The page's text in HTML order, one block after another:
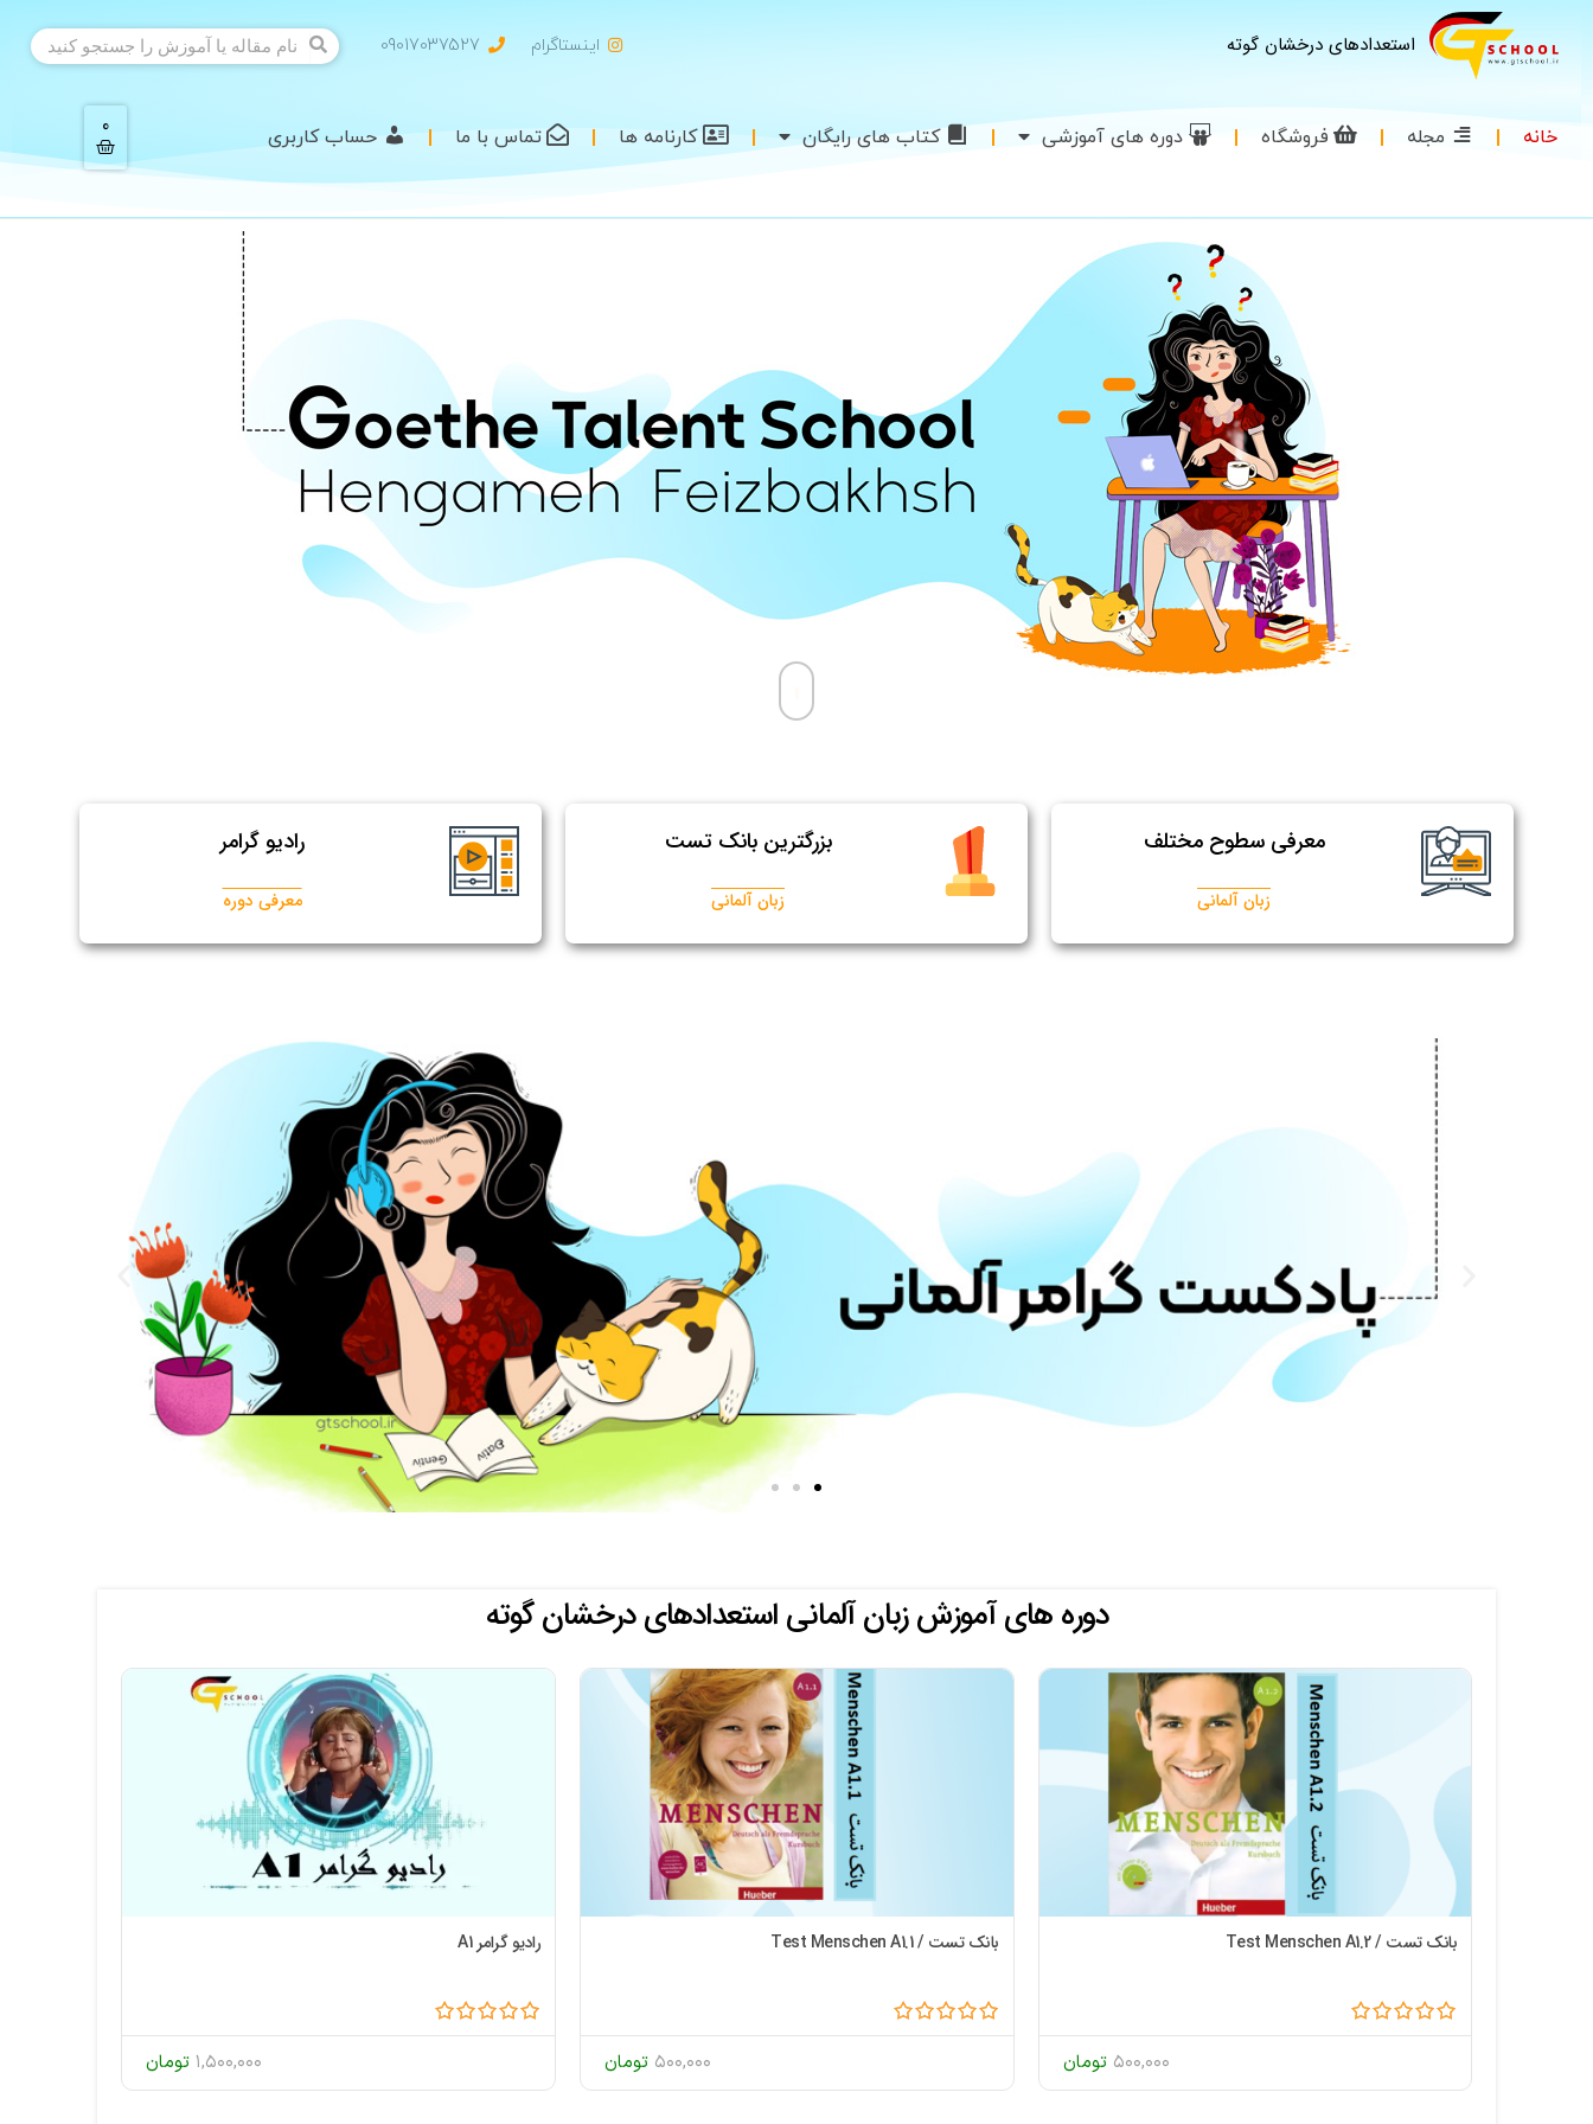
استعدادهای درخشان گوته اینستاگرام 09017037527
خانه مجله فروشگاه دوره های آموزشی کتاب های رایگان کارنامه ها تماس با ما حساب کاربری 0
معرفی سطوح مختلف
زبان آلمانی
بزرگترین بانک تست
زبان آلمانی
رادیو گرامر
معرفی دوره
دوره‌ های آموزش زبان آلمانی استعدادهای درخشان گوته
بانک تست / Test Menschen A1.2
500,000 تومان
بانک تست / Test Menschen A1.1
500,000 تومان
رادیو گرامر A1
1,500,000 تومان